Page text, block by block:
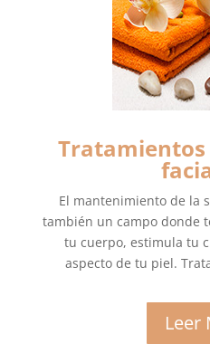
Tratamientos
El mantenimiento de la
también un campo donde
tu cuerpo, estimula tu
aspecto de tu piel.
Leer